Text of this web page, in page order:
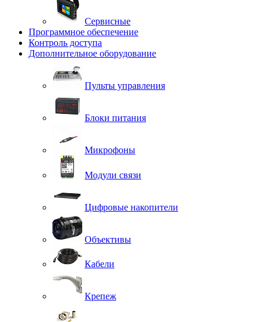
Сервисные
Программное обеспечение
Контроль доступа
Дополнительное оборудование
Пульты управления
Блоки питания
Микрофоны
Модули связи
Цифровые накопители
Объективы
Кабели
Крепеж